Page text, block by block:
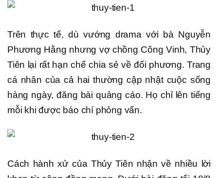
Trên thực tế, dù vướng drama với bà Nguyễn
Phương Hằng nhưng vợ chồng Công Vinh, Thủy
Tiên lại rất hạn chế chia sẻ về đối phương. Trang
cá nhân của cả hai thường cập nhật cuộc sống
hàng ngày, đăng bài quảng cáo. Họ chỉ lên tiếng
mỗi khi được báo chí phỏng vấn.
Cách hành xử của Thủy Tiên nhận về nhiều lời